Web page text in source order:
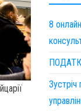
8
Зустріч